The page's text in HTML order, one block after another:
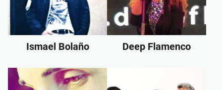
Ismael Bolaño Deep Flamenco